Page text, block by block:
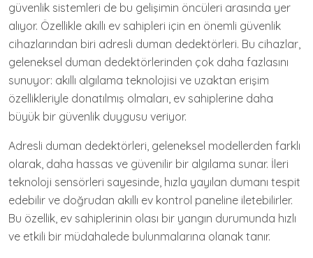
güvenlik sistemleri de bu gelişimin öncüleri arasında yer
alıyor. Özellikle akıllı ev sahipleri için en önemli güvenlik
cihazlarından biri adresli duman dedektörleri. Bu cihazlar,
geleneksel duman dedektörlerinden çok daha fazlasını
sunuyor: akıllı algılama teknolojisi ve uzaktan erişim
özellikleriyle donatılmış olmaları, ev sahiplerine daha
büyük bir güvenlik duygusu veriyor.
Adresli duman dedektörleri, geleneksel modellerden farklı
olarak, daha hassas ve güvenilir bir algılama sunar. İleri
teknoloji sensörleri sayesinde, hızla yayılan dumanı tespit
edebilir ve doğrudan akıllı ev kontrol paneline iletebilirler.
Bu özellik, ev sahiplerinin olası bir yangın durumunda hızlı
ve etkili bir müdahalede bulunmalarına olanak tanır.